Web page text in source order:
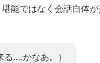
能ではなく会話自体
る‥‥かなあ。）